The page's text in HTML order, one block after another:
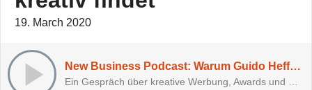
19. March 2020
New Business Podcast: Warum Guido Heffels (GF Heimat) die Werbung für Seitenbacher Müsli sehr kreativ findet